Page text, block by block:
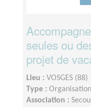
seules ou
projet de
Lieu : VOSGES (88)
Type :
Association :